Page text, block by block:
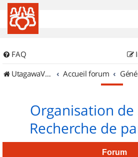
FAQ
UtagawaVTT (Randos VTT et VTTAE avec traces GPS)
Accueil forum
Organisation
Recherche de
Forum